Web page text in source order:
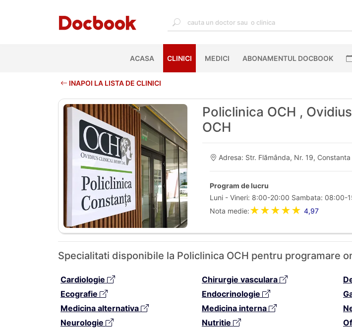
ACASA(CURRENT)
CLINICI MEDICI ABONAMENTUL DOCBOOK
INAPOI LA LISTA DE CLINICI
Policlinica OCH ,
OCH
Adresa: Str. Flămânda, Nr. 19,
Program de lucru
Luni - Vineri: 8:00-20:00 Sambata: 08:00-
Nota medie:★★★★★ 4,97
Specialitati disponibile la Policlinica OCH pentru programare
Cardiologie Chirurgie vasculara
Ecografie
Endocrinologie
Medicina alternativa
Medicina interna
Neurologie
Nutritie